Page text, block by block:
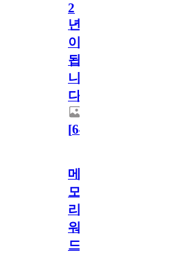
2
년
이
됩
니
다.
[64
메
모
리
워
드